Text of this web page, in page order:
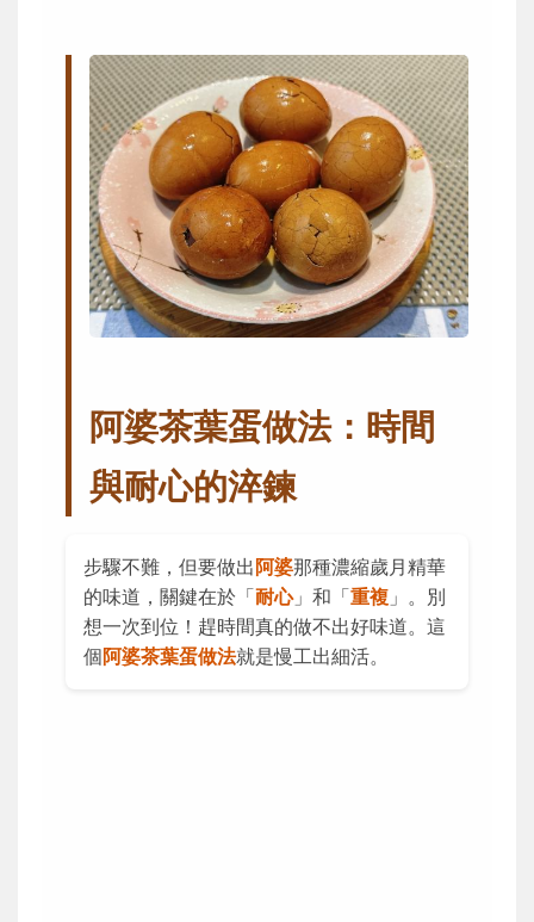
阿婆茶葉蛋做法：時間
與耐心的淬鍊
步驟不難，但要做出 阿婆那種濃縮歲月精華
的味道，關鍵在於「耐心」和「重複 」。別
想一次到位！趕時間真的做不出好味道。這
個阿婆茶葉蛋做法就是慢工出細活。